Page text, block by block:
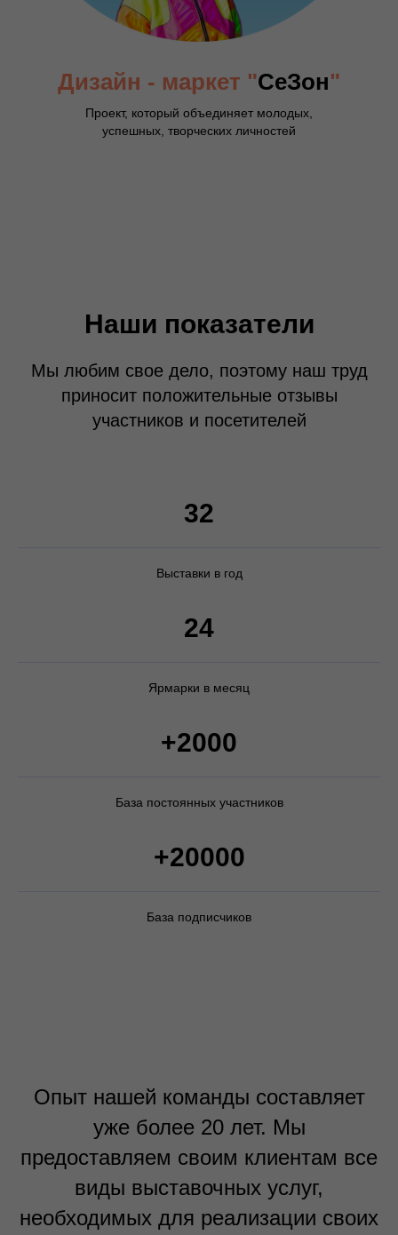
Дизайн - маркет "СеЗон"
Проект, который объединяет молодых,
успешных, творческих личностей
Наши показатели
Мы любим свое дело, поэтому наш труд
приносит положительные отзывы
участников и посетителей
32
Выставки в год
24
Ярмарки в месяц
+2000
База постоянных участников
+20000
База подписчиков
Опыт нашей команды составляет
уже более 20 лет. Мы
предоставляем своим клиентам все
виды выставочных услуг,
необходимых для реализации своих